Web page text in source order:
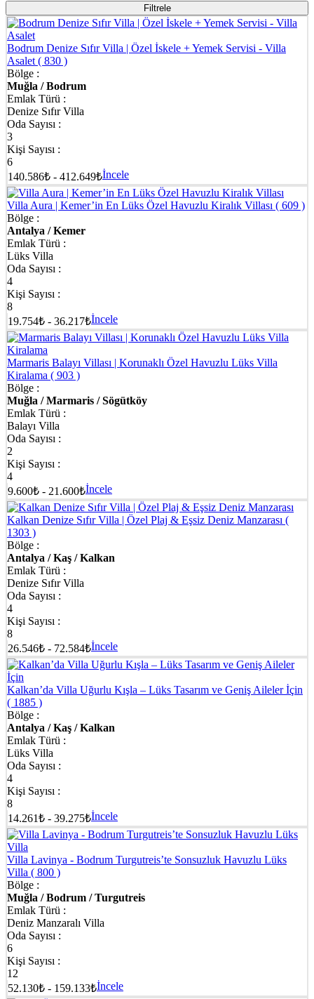
Filtrele
Bodrum Denize Sıfır Villa | Özel İskele + Yemek Servisi - Villa
Asalet ( 830 )
Bölge :
Muğla / Bodrum
Emlak Türü :
Denize Sıfır Villa
Oda Sayısı :
3
Kişi Sayısı :
6
140.586₺ - 412.649₺İncele
Villa Aura | Kemer’in En Lüks Özel Havuzlu Kiralık Villası ( 609 )
Bölge :
Antalya / Kemer
Emlak Türü :
Lüks Villa
Oda Sayısı :
4
Kişi Sayısı :
8
19.754₺ - 36.217₺İncele
Marmaris Balayı Villası | Korunaklı Özel Havuzlu Lüks Villa
Kiralama ( 903 )
Bölge :
Muğla / Marmaris / Sögütköy
Emlak Türü :
Balayı Villa
Oda Sayısı :
2
Kişi Sayısı :
4
9.600₺ - 21.600₺İncele
Kalkan Denize Sıfır Villa | Özel Plaj & Eşsiz Deniz Manzarası (
1303 )
Bölge :
Antalya / Kaş / Kalkan
Emlak Türü :
Denize Sıfır Villa
Oda Sayısı :
4
Kişi Sayısı :
8
26.546₺ - 72.584₺İncele
Kalkan’da Villa Uğurlu Kışla – Lüks Tasarım ve Geniş Aileler İçin
( 1885 )
Bölge :
Antalya / Kaş / Kalkan
Emlak Türü :
Lüks Villa
Oda Sayısı :
4
Kişi Sayısı :
8
14.261₺ - 39.275₺İncele
Villa Lavinya - Bodrum Turgutreis’te Sonsuzluk Havuzlu Lüks
Villa ( 800 )
Bölge :
Muğla / Bodrum / Turgutreis
Emlak Türü :
Deniz Manzaralı Villa
Oda Sayısı :
6
Kişi Sayısı :
12
52.130₺ - 159.133₺İncele